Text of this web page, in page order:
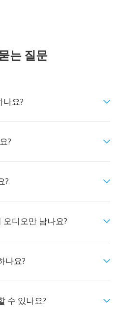
는 질문
나요?
?
?
디오만 남나요?
나요?
수 있나요?